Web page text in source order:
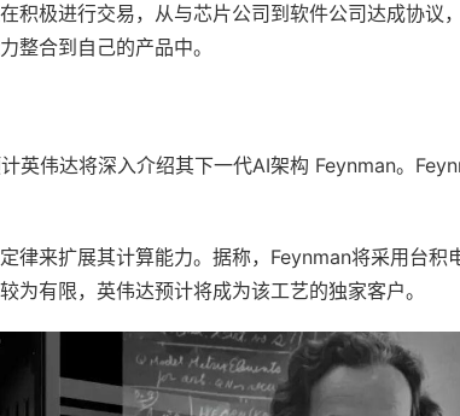
积极进行交易，从与芯片公司到软件公司达成协议
整合到自己的产品中。
英伟达将深入介绍其下一代AI架构 Feynman。
律来扩展其计算能力。据称，Feynman将采用台积
为有限，英伟达预计将成为该工艺的独家客户。